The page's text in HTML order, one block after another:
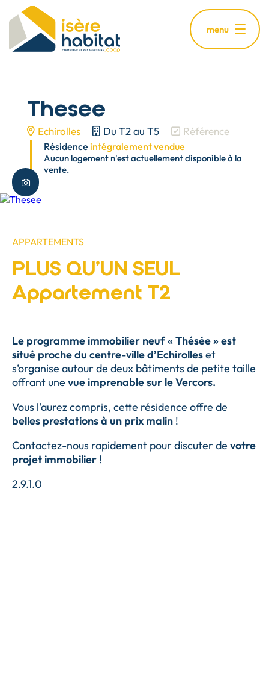
au
contenu
principal
menu
Thesee
Echirolles Du T2 au T5 Référence
Résidence intégralement vendue
Aucun logement n'est actuellement disponible à la
vente.
Plus de photos
APPARTEMENTS
PLUS QU'UN SEUL
Appartement T2
Le programme immobilier neuf « Thésée » est
situé proche du centre-ville d’Echirolleset
s’organise autour de deux bâtiments de petite taille
offrant une vue imprenable sur le Vercors.
Vous l'aurez compris, cette résidence offre de
belles prestations à un prix malin !
Contactez-nous rapidement pour discuter de votre
projet immobilier !
2.9.1.0